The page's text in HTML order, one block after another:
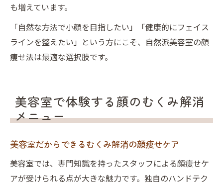
も増えています。
「自然な方法で小顔を目指したい」「健康的にフェイス
ラインを整えたい」という方にこそ、自然派美容室の顔
痩せ法は最適な選択肢です。
美容室で体験する顔のむくみ解消
メニュー
美容室だからできるむくみ解消の顔痩せケア
美容室では、専門知識を持ったスタッフによる顔痩せケ
アが受けられる点が大きな魅力です。独自のハンドテク